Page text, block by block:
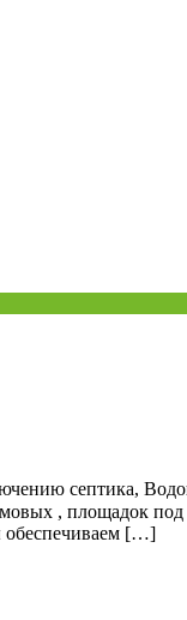
септика,
, площадок
обеспечиваем […]